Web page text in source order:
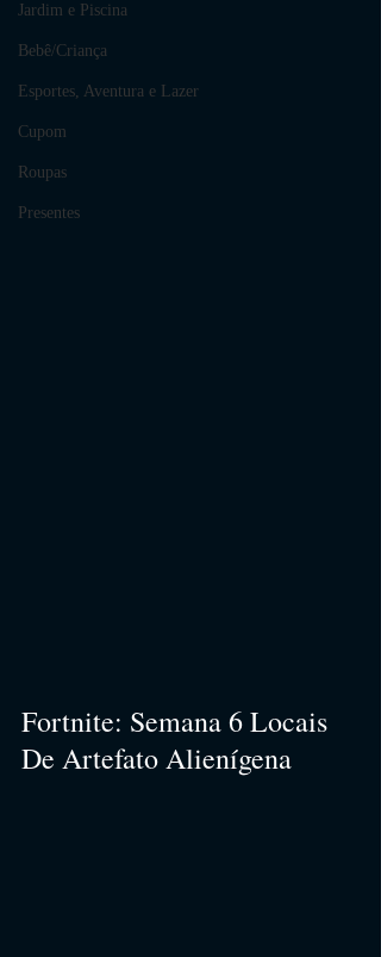
Jardim e Piscina
Bebê/Criança
Esportes, Aventura e Lazer
Cupom
Roupas
Presentes
Fortnite: Semana 6 Locais
De Artefato Alienígena